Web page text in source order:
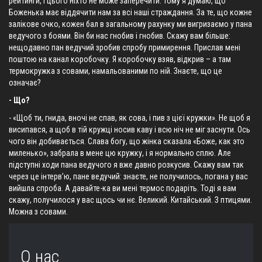
Боженька має віддячити нам за всі наші страждання. За те, що кожне
залікове очко, кожен бал в загальному рахунку ми вигризаємо у пана
ведучого з боями. Він би нас гнобив і гнобив. Скажу вам більше:
нещодавно пан ведучий зробив спробу примирення. Прислав мені
поштою на канал коробочку. Я коробочку взяв, відкрив – а там
термокружка з совами, намальованими по ній. Знаєте, що це
означає?
- Що?
- «Щоб ти, гнида, вночі не спав, як сова, і пив з цієї кружки». Не щоб я
висипався, а щоб в тій кружці носив каву і всю ніч не міг заснути. Ось
чого він добивається. Слава богу, що жінка сказала «Боже, как это
миленько», забрала в мене цю кружку, і я нормально сплю. Але
підступні ходи пана ведучого я вже давно розкусив. Скажу вам так
через це інтерв’ю, пане ведучий: знаєте, не получилось, погана у вас
вийшла спроба. А давайте-ка ви мені термос подаріть. Тоді я вам
скажу, получилося у вас щось чи нє. Великий. Китайський. З птицями.
Можна з совами.
О нас